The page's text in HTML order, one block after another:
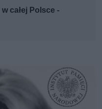
całej Polsce -